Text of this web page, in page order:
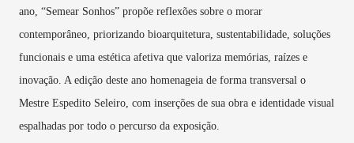
ano, “Semear Sonhos” propõe reflexões sobre o morar
contemporâneo, priorizando bioarquitetura, sustentabilidade, soluções
funcionais e uma estética afetiva que valoriza memórias, raízes e
inovação. A edição deste ano homenageia de forma transversal o
Mestre Espedito Seleiro, com inserções de sua obra e identidade visual
espalhadas por todo o percurso da exposição.